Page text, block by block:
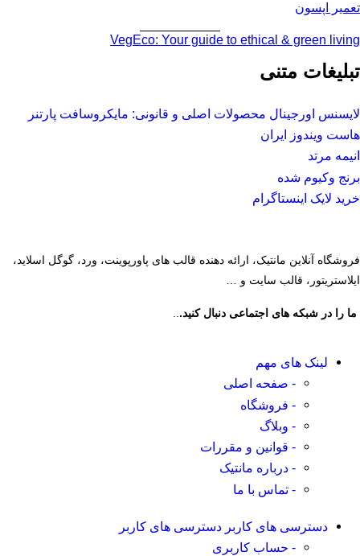
تعمیر اپسون
VegEco: Your guide to ethical & green living
تبلیغات متنی
لایسنس اورجینال محصولات اصلی و قانونی: مایکروسافت پارتنر
هاست ویندوز ایران
انیمه مرتد
برنج وکیوم شده
خرید لایک اینستاگرام
فروشگاه آنلاین مانتیک، ارائه دهنده قالب های پاورپوینت، ورد، گوگل اسلاید،
ایلاستریتور، قالب سایت و …
ما را در شبکه های اجتماعی دنبال کنید.
لینک های مهم
- صفحه اصلی
- فروشگاه
- وبلاگ
- قوانین و مقررات
- درباره مانتیک
- تماس با ما
دسترسی های کاربر دسترسی های کاربر
- حساب کاربری